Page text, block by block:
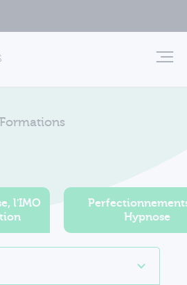
Formations
l'IMO
Hypnose